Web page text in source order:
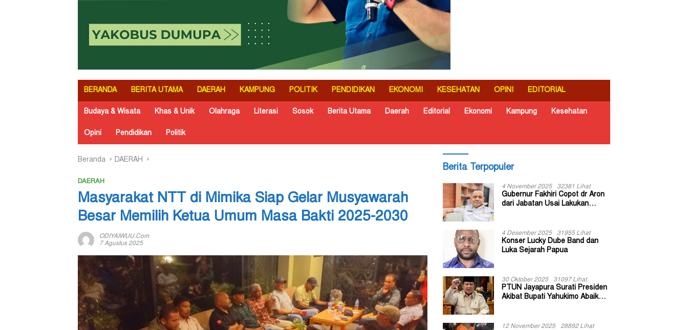
BERANDA BERITA UTAMA DAERAH KAMPUNG POLITIK PENDIDIKAN EKONOMI KESEHATAN OPINI EDITORIAL
Budaya & Wisata Khas & Unik Olahraga Literasi Sosok Berita Utama Daerah Editorial Ekonomi Kampung Kesehatan
Opini Pendidikan Politik
Beranda DAERAH
DAERAH
Masyarakat NTT di Mimika Siap Gelar Musyawarah
Besar Memilih Ketua Umum Masa Bakti 2025-2030
ODIYAIWUU.com
7 Agustus 2025
Berita Terpopuler
4 November 2025 32381 Lihat
Gubernur Fakhiri Copot dr Aron
dari Jabatan Usai Lakukan
4 Desember 2025 31955 Lihat
Konser Lucky Dube Band dan
Luka Sejarah Papua
30 Oktober 2025 31097 Lihat
PTUN Jayapura Surati Presiden
Akibat Bupati Yahukimo Abaikan
12 November 2025 28892 Lihat